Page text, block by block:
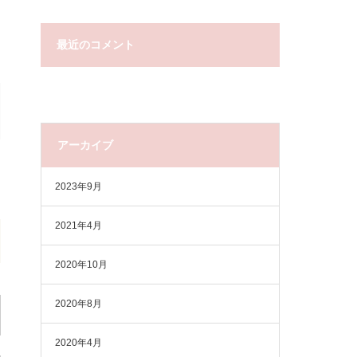
最近のコメント
アーカイブ
2023年9月
2021年4月
2020年10月
2020年8月
2020年4月